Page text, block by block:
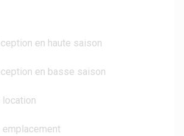
en haute saison
en basse saison
location
emplacement